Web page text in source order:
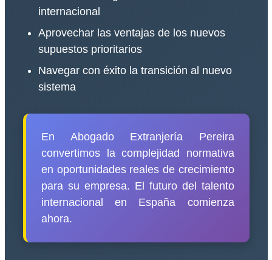
internacional
Aprovechar las ventajas de los nuevos
supuestos prioritarios
Navegar con éxito la transición al nuevo
sistema
En Abogado Extranjería Pereira
convertimos la complejidad normativa
en oportunidades reales de crecimiento
para su empresa. El futuro del talento
internacional en España comienza
ahora.